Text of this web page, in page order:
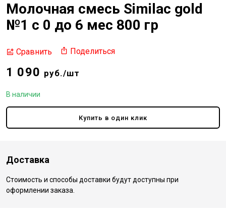
Молочная смесь Similac gold
№1 c 0 до 6 мес 800 гр
Сравнить Поделиться
1 090 руб./шт
В наличии
Купить в один клик
Доставка
Стоимость и способы доставки будут доступны при
оформлении заказа.